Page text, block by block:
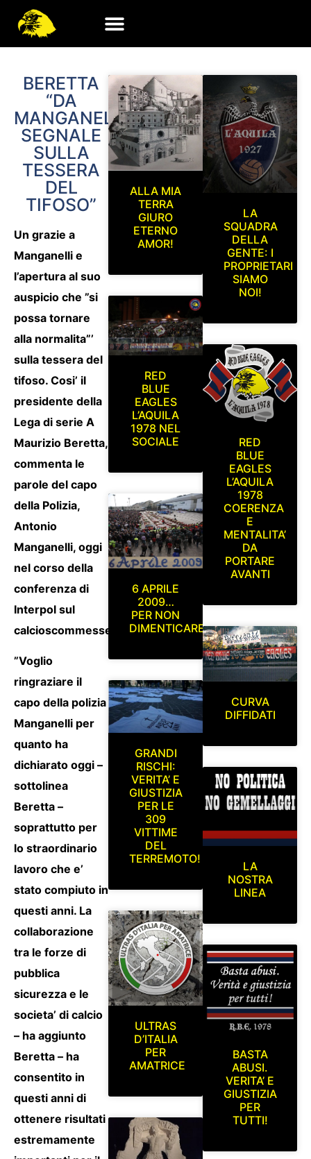
BERETTA
“DA
MANGANELLI
SEGNALE
SULLA
TESSERA
DEL
TIFOSO”
Un grazie a
Manganelli e
l’apertura al suo
auspicio che ”si
possa tornare
alla normalita”’
sulla tessera del
tifoso. Cosi’ il
presidente della
Lega di serie A
Maurizio Beretta,
commenta le
parole del capo
della Polizia,
Antonio
Manganelli, oggi
nel corso della
conferenza di
Interpol sul
calcioscommesse.
”Voglio
ringraziare il
capo della polizia
Manganelli per
quanto ha
dichiarato oggi –
sottolinea
Beretta –
soprattutto per
lo straordinario
lavoro che e’
stato compiuto in
questi anni. La
collaborazione
tra le forze di
pubblica
sicurezza e le
societa’ di calcio
– ha aggiunto
Beretta – ha
consentito in
questi anni di
ottenere risultati
estremamente
ALLA MIA
TERRA
GIURO
ETERNO
AMOR!
RED
BLUE
EAGLES
L’AQUILA
1978 NEL
SOCIALE
6 APRILE
2009…
PER NON
DIMENTICARE
GRANDI
RISCHI:
VERITA’ E
GIUSTIZIA
PER LE
309
VITTIME
DEL
TERREMOTO!
ULTRAS
D’ITALIA
PER
AMATRICE
LA
SQUADRA
DELLA
GENTE: I
PROPRIETARI
SIAMO
NOI!
RED
BLUE
EAGLES
L’AQUILA
1978
COERENZA
E
MENTALITA’
DA
PORTARE
AVANTI
CURVA
DIFFIDATI
LA
NOSTRA
LINEA
BASTA
ABUSI.
VERITA’ E
GIUSTIZIA
PER
TUTTI!